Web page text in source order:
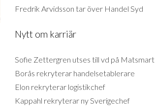
Fredrik Arvidsson tar över Handel Syd
Nytt om karriär
Sofie Zettergren utses till vd på Matsmart
Borås rekryterar handelsetablerare
Elon rekryterar logistikchef
Kappahl rekryterar ny Sverigechef